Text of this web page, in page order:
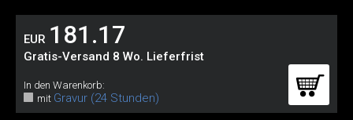
EUR 181.17
Gratis-Versand 8 Wo. Lieferfrist
In den Warenkorb:
mit Gravur (24 Stunden)